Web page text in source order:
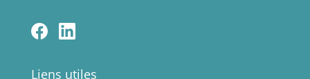
Liens utiles